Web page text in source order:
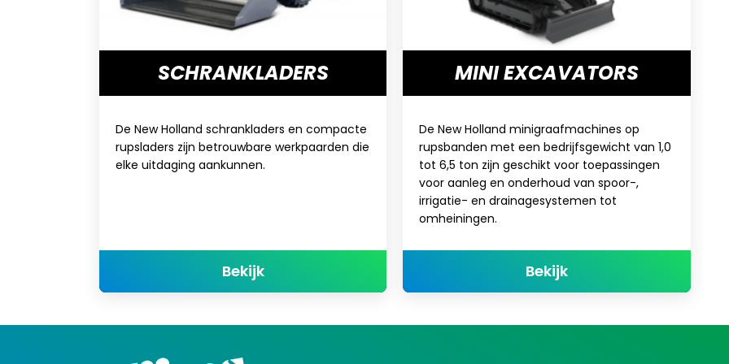
SCHRANKLADERS
De New Holland schrankladers en compacte
rupsladers zijn betrouwbare werkpaarden die
elke uitdaging aankunnen.
Bekijkabout SCHRANKLADERS
MINI EXCAVATORS
De New Holland minigraafmachines op
rupsbanden met een bedrijfsgewicht van 1,0
tot 6,5 ton zijn geschikt voor toepassingen
voor aanleg en onderhoud van spoor-,
irrigatie- en drainagesystemen tot
omheiningen.
Bekijkabout MINI